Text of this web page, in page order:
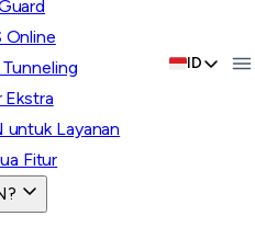
Online
Ekstra
untuk Layanan
Fitur
ID